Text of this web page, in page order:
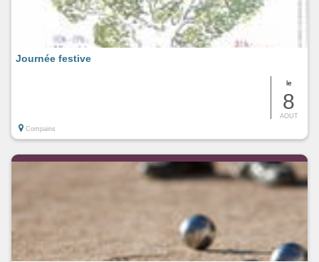
le
8
AOUT
Journée festive
Compains